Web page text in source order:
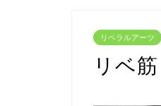
リベラルアーツ
リベ